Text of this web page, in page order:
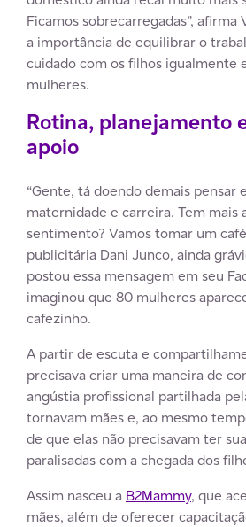
Ficamos sobrecarregadas”,
a importância de equilibrar o
cuidado com os filhos igualmente
mulheres.
Rotina, planejamento
apoio
“Gente, tá doendo demais pensar
maternidade e carreira. Tem mais
sentimento? Vamos tomar um
publicitária Dani Junco, ainda
postou essa mensagem em seu
imaginou que 80 mulheres
cafezinho.
A partir de escuta e
precisava criar uma maneira de
angústia profissional partilhada
tornavam mães e, ao mesmo
de que elas não precisavam ter
paralisadas com a chegada dos
Assim nasceu a B2Mammy, que
mães, além de oferecer